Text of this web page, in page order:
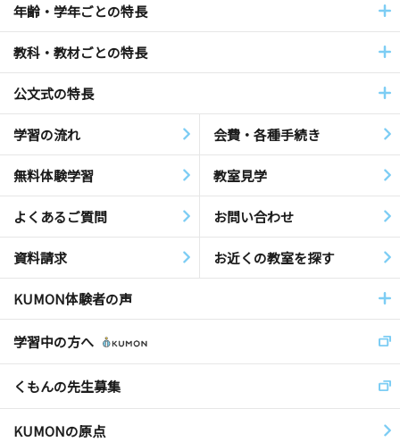
年齢・学年ごとの特長
教科・教材ごとの特長
公文式の特長
学習の流れ 会費・各種手続き
無料体験学習 教室見学
よくあるご質問 お問い合わせ
資料請求 お近くの教室を探す
KUMON体験者の声
学習中の方へ
くもんの先生募集
KUMONの原点